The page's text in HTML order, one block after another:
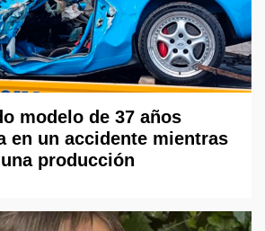
modelo de 37 años
en un accidente mientras
producción